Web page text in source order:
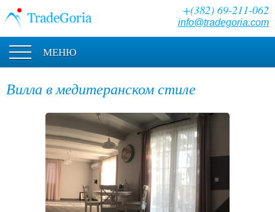
+(382) 69-211-062
info@tradegoria.com
МЕНЮ
Вилла в медитеранском стиле